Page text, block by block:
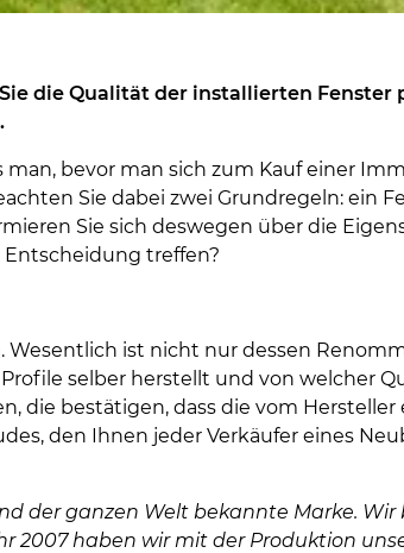
die Qualität der installierten Fenster
bevor man sich zum Kauf einer
Sie dabei zwei Grundregeln: ein
Sie sich deswegen über die
Entscheidung treffen?
ist nicht nur dessen
selber herstellt und von welcher
die bestätigen, dass die vom
den Ihnen jeder Verkäufer eines
der ganzen Welt bekannte Marke.
2007 haben wir mit der Produktion